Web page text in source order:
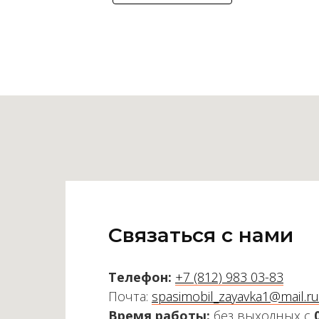
Связаться с нами
Телефон: +7 (812) 983 03-83
Почта: spasimobil_zayavka1@mail.ru
Время работы: без выходных с